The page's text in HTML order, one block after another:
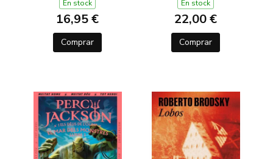
En stock
16,95 €
Comprar
En stock
22,00 €
Comprar